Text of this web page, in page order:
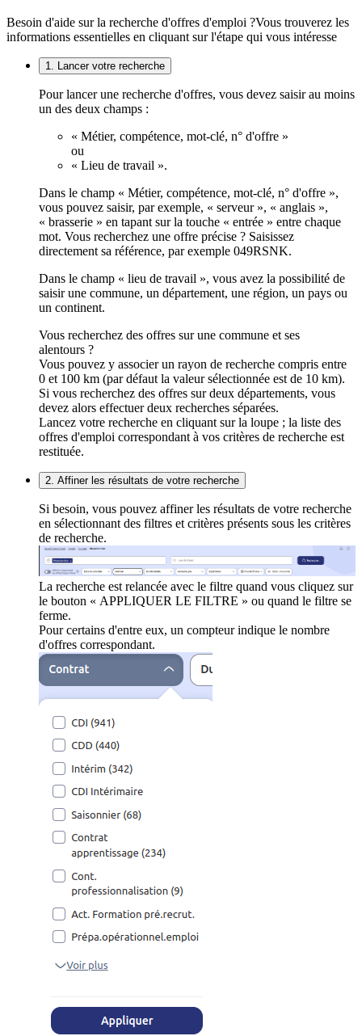
Besoin d'aide sur la recherche d'offres d'emploi ?Vous trouverez les
informations essentielles en cliquant sur l'étape qui vous intéresse
1. Lancer votre recherche
Pour lancer une recherche d'offres, vous devez saisir au moins
un des deux champs :
« Métier, compétence, mot-clé, n° d'offre »
ou
« Lieu de travail ».
Dans le champ « Métier, compétence, mot-clé, n° d'offre »,
vous pouvez saisir, par exemple, « serveur », « anglais »,
« brasserie » en tapant sur la touche « entrée » entre chaque
mot. Vous recherchez une offre précise ? Saisissez
directement sa référence, par exemple 049RSNK.
Dans le champ « lieu de travail », vous avez la possibilité de
saisir une commune, un département, une région, un pays ou
un continent.
Vous recherchez des offres sur une commune et ses
alentours ?
Vous pouvez y associer un rayon de recherche compris entre
0 et 100 km (par défaut la valeur sélectionnée est de 10 km).
Si vous recherchez des offres sur deux départements, vous
devez alors effectuer deux recherches séparées.
Lancez votre recherche en cliquant sur la loupe ; la liste des
offres d'emploi correspondant à vos critères de recherche est
restituée.
2. Affiner les résultats de votre recherche
Si besoin, vous pouvez affiner les résultats de votre recherche
en sélectionnant des filtres et critères présents sous les critères
de recherche.
La recherche est relancée avec le filtre quand vous cliquez sur
le bouton « APPLIQUER LE FILTRE » ou quand le filtre se
ferme.
Pour certains d'entre eux, un compteur indique le nombre
d'offres correspondant.